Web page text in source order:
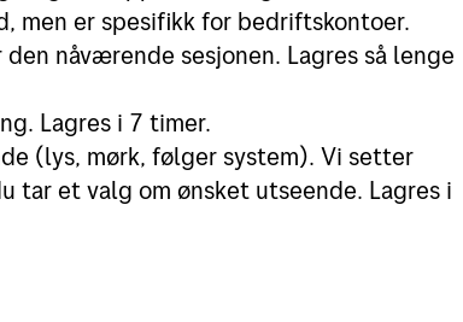
men er spesifikk for bedriftskontoer.
nåværende sesjonen. Lagres så lenge
Lagres i 7 timer.
(lys, mørk, følger system). Vi setter
tar et valg om ønsket utseende. Lagres i